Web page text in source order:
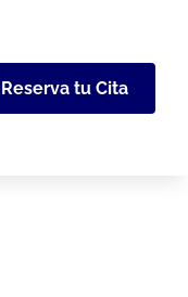
Reserva tu Cita